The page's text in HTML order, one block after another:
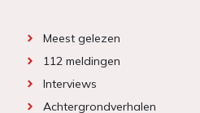
Meest gelezen
112 meldingen
Interviews
Achtergrondverhalen